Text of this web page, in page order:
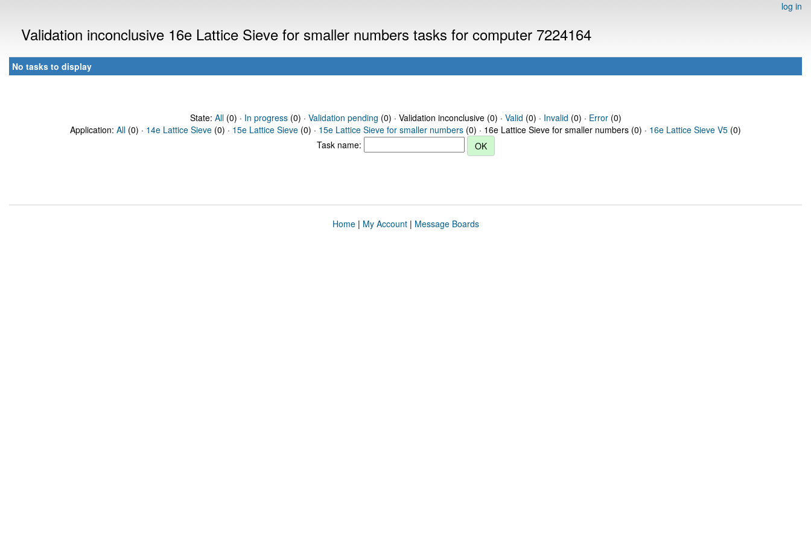
log in
Validation inconclusive 16e Lattice Sieve for smaller numbers tasks for computer 7224164
No tasks to display
State: All(0) · In progress(0) · Validation pending (0) · Validation inconclusive (0) · Valid (0) · Invalid (0) · Error(0)
Application: All (0) · 14e Lattice Sieve (0) · 15e Lattice Sieve (0) · 15e Lattice Sieve for smaller numbers (0) · 16e Lattice Sieve for smaller numbers (0) · 16e Lattice Sieve V5 (0)
Task name:
Home| My Account| Message Boards